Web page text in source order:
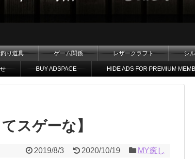
釣り道具 ゲーム関係 レザークラフト シ
BUY ADSPACE HIDE ADS FOR PREMIUM
スゲーな】
2019/8/3 2020/10/19 MY癒し